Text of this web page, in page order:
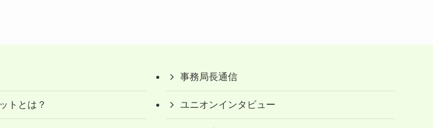
トとは？
事務局長通信
ユニオンインタビュー